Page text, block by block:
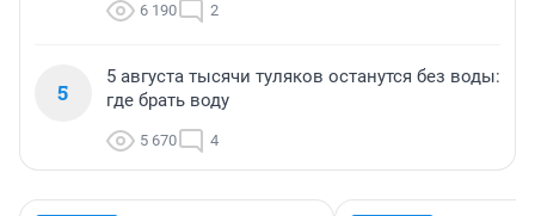
6 190 2
5
5 августа тысячи туляков останутся без воды:
где брать воду
5 670 4